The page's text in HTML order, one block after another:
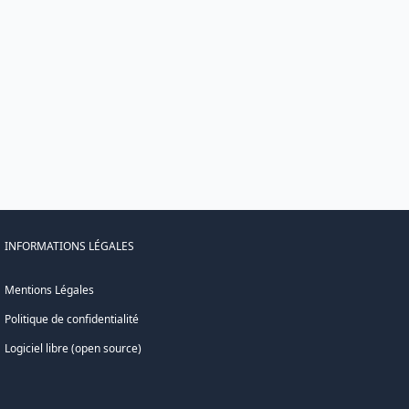
INFORMATIONS LÉGALES
Mentions Légales
Politique de confidentialité
Logiciel libre (open source)